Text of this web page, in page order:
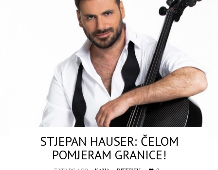
STJEPAN HAUSER: ČELOM
POMJERAM GRANICE!